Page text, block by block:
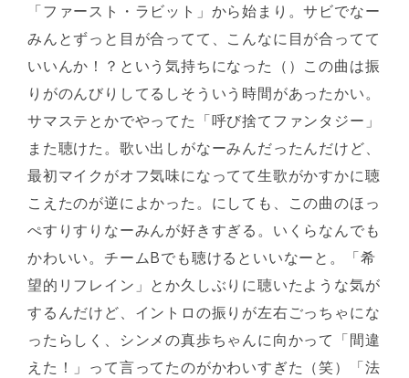
「ファースト・ラビット」から始まり。サビでなー
みんとずっと目が合ってて、こんなに目が合ってて
いいんか！？という気持ちになった（）この曲は振
りがのんびりしてるしそういう時間があったかい。
サマステとかでやってた「呼び捨てファンタジー」
また聴けた。歌い出しがなーみんだったんだけど、
最初マイクがオフ気味になってて生歌がかすかに聴
こえたのが逆によかった。にしても、この曲のほっ
ぺすりすりなーみんが好きすぎる。いくらなんでも
かわいい。チームBでも聴けるといいなーと。「希
望的リフレイン」とか久しぶりに聴いたような気が
するんだけど、イントロの振りが左右ごっちゃにな
ったらしく、シンメの真歩ちゃんに向かって「間違
えた！」って言ってたのがかわいすぎた（笑）「法